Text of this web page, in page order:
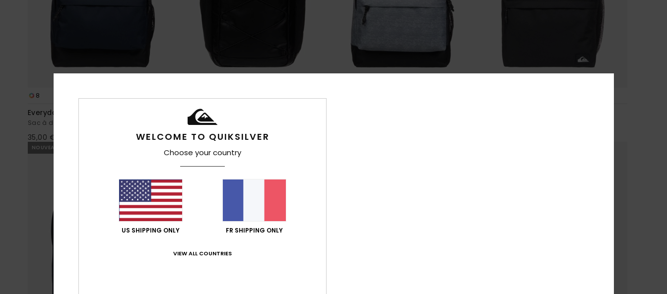
8
Everyday 20L
Sac à dos Bleu Homme
35,00 €
Burner 28L Plus
Grand sac à dos Noir Homme
65,00 €
NOUVEAUTÉ
WELCOME TO QUIKSILVER
Choose your country
US SHIPPING ONLY FR SHIPPING ONLY
VIEW ALL COUNTRIES